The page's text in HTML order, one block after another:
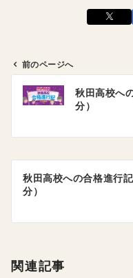
ビ
ン
前のページへ
秋田高校へ
分）
秋田高校への合格進
分）
関連記事